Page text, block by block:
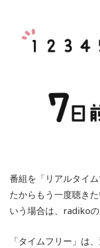
番組を「リアルタイ
たからもう一度聴き
いう場合は、radikoの
「タイムフリー」は